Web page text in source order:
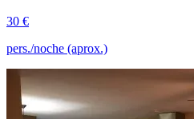
30 €
pers./noche (aprox.)